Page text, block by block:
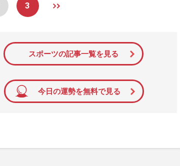
3
スポーツの記事一覧を見る
今日の運勢を無料で見る